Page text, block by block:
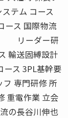
テム コース
ース 国際物流
リーダー研
輸送固縛設計
ース 3PL基幹要
フ 専門研修 所
重電作業 立会
の長谷川伸也